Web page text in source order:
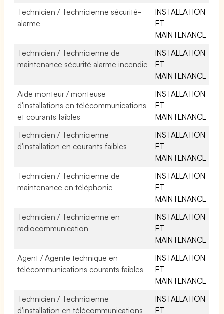
Technicien / Technicienne sécurité-
alarme
INSTALLATION
ET
MAINTENANCE
Technicien / Technicienne de
maintenance sécurité alarme incendie
INSTALLATION
ET
MAINTENANCE
Aide monteur / monteuse
d'installations en télécommunications
et courants faibles
INSTALLATION
ET
MAINTENANCE
Technicien / Technicienne
d'installation en courants faibles
INSTALLATION
ET
MAINTENANCE
Technicien / Technicienne de
maintenance en téléphonie
INSTALLATION
ET
MAINTENANCE
Technicien / Technicienne en
radiocommunication
INSTALLATION
ET
MAINTENANCE
Agent / Agente technique en
télécommunications courants faibles
INSTALLATION
ET
MAINTENANCE
Technicien / Technicienne
d'installation en télécommunications
INSTALLATION
ET